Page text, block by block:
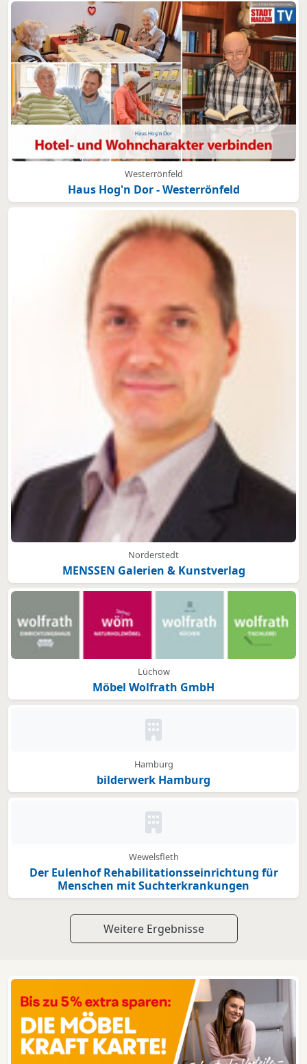
Westerrönfeld
Haus Hog'n Dor - Westerrönfeld
Norderstedt
MENSSEN Galerien & Kunstverlag
Lüchow
Möbel Wolfrath GmbH
Kein Bild oder Logo hinterlegt
Hamburg
bilderwerk Hamburg
Kein Bild oder Logo hinterlegt
Wewelsfleth
Der Eulenhof Rehabilitationsseinrichtung für
Menschen mit Suchterkrankungen
Weitere Ergebnisse